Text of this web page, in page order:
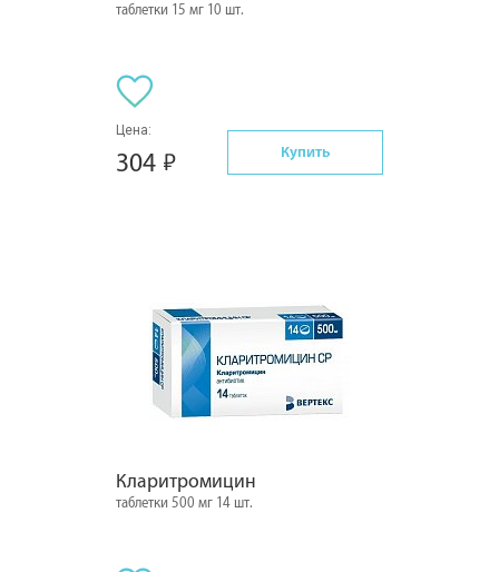
таблетки 15 мг 10 шт.
Цена:
304 Купить
Кларитромицин
таблетки 500 мг 14 шт.